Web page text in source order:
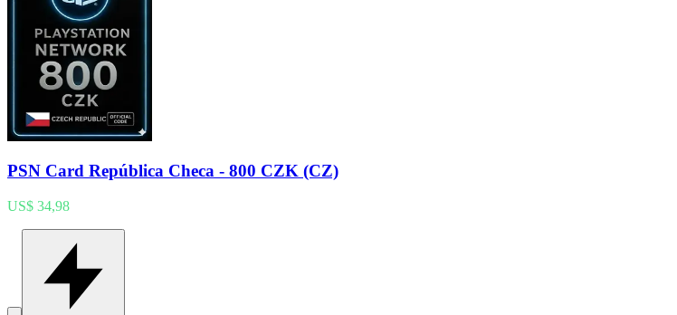
PSN Card República Checa - 800 CZK (CZ)
US$ 34,98